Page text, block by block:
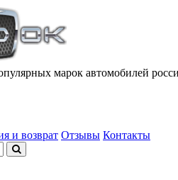
марок автомобилей
и возврат Отзывы Контакты